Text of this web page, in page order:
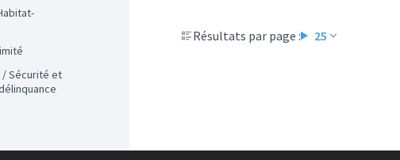
Résultats par page : 25